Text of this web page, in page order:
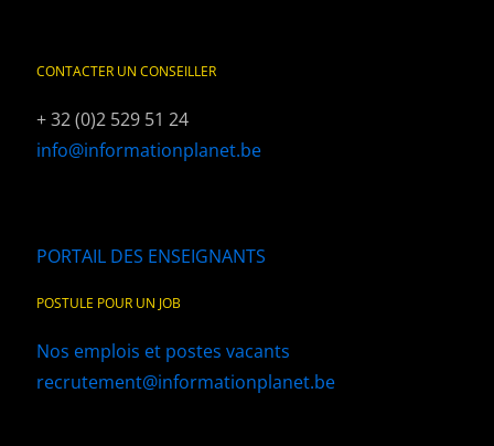
CONTACTER UN CONSEILLER
+ 32 (0)2 529 51 24
info@informationplanet.be
PORTAIL DES ENSEIGNANTS
POSTULE POUR UN JOB
Nos emplois et postes vacants
recrutement@informationplanet.be